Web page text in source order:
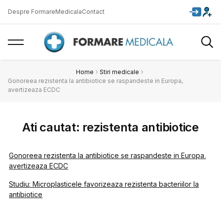
Despre FormareMedicalaContact
Home
Stiri medicale
Gonoreea rezistenta la antibiotice se raspandeste in Europa,
avertizeaza ECDC
Ati cautat: rezistenta antibiotice
Gonoreea rezistenta la antibiotice se raspandeste in Europa,
avertizeaza ECDC
Studiu: Microplasticele favorizeaza rezistenta bacteriilor la
antibiotice